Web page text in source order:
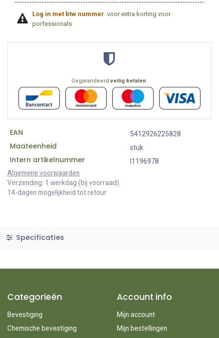
Log in met btw nummer voor extra korting voor
porfessionals
Gegarandeerdveilig betalen
EAN 5412926225828
Maateenheid stuk
Intern artikelnummer
I1196978
Algemene voorwaarden
Verzending: 1 werkdag (bij voorraad)
14-dagen mogelijkheid tot retour
Specificaties
Categorieën
Bevestiging
Chemische bevestiging
Account info
Mijn account
Mijn bestellingen